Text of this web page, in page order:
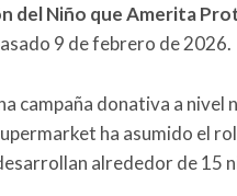
del Niño que Amerita
9 de febrero de 2026.
campaña donativa a nivel
ha asumido el
alrededor de 15